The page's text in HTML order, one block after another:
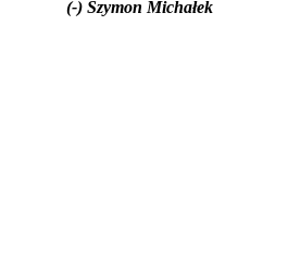
(-) Szymon Michałek